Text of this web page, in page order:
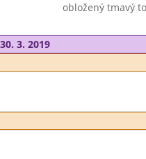
obložený tmavý
3. 2019